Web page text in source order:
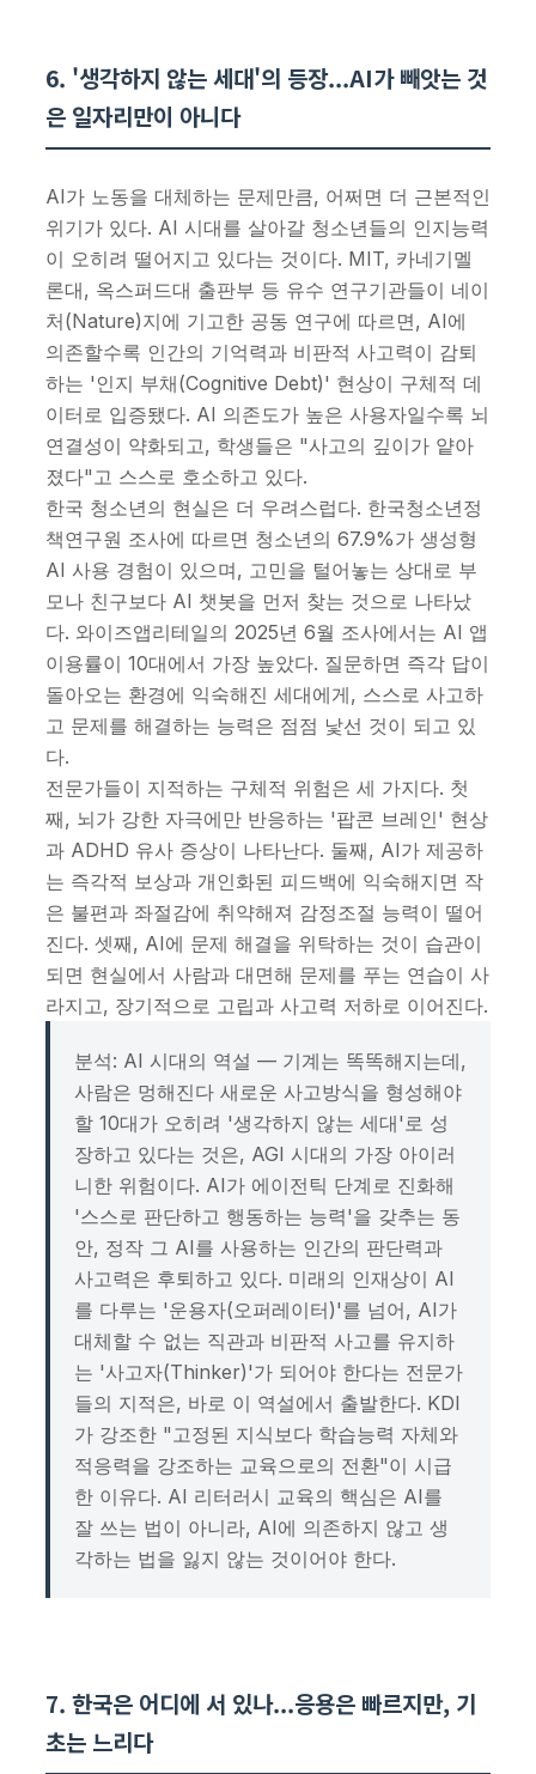
6. '생각하지 않는 세대'의 등장...AI가 빼앗는 것
은 일자리만이 아니다
AI가 노동을 대체하는 문제만큼, 어쩌면 더 근본적인
위기가 있다. AI 시대를 살아갈 청소년들의 인지능력
이 오히려 떨어지고 있다는 것이다. MIT, 카네기멜
론대, 옥스퍼드대 출판부 등 유수 연구기관들이 네이
처(Nature)지에 기고한 공동 연구에 따르면, AI에
의존할수록 인간의 기억력과 비판적 사고력이 감퇴
하는 '인지 부채(Cognitive Debt)' 현상이 구체적 데
이터로 입증됐다. AI 의존도가 높은 사용자일수록 뇌
연결성이 약화되고, 학생들은 "사고의 깊이가 얕아
졌다"고 스스로 호소하고 있다.
한국 청소년의 현실은 더 우려스럽다. 한국청소년정
책연구원 조사에 따르면 청소년의 67.9%가 생성형
AI 사용 경험이 있으며, 고민을 털어놓는 상대로 부
모나 친구보다 AI 챗봇을 먼저 찾는 것으로 나타났
다. 와이즈앱리테일의 2025년 6월 조사에서는 AI 앱
이용률이 10대에서 가장 높았다. 질문하면 즉각 답이
돌아오는 환경에 익숙해진 세대에게, 스스로 사고하
고 문제를 해결하는 능력은 점점 낯선 것이 되고 있
다.
전문가들이 지적하는 구체적 위험은 세 가지다. 첫
째, 뇌가 강한 자극에만 반응하는 '팝콘 브레인' 현상
과 ADHD 유사 증상이 나타난다. 둘째, AI가 제공하
는 즉각적 보상과 개인화된 피드백에 익숙해지면 작
은 불편과 좌절감에 취약해져 감정조절 능력이 떨어
진다. 셋째, AI에 문제 해결을 위탁하는 것이 습관이
되면 현실에서 사람과 대면해 문제를 푸는 연습이 사
라지고, 장기적으로 고립과 사고력 저하로 이어진다.
분석: AI 시대의 역설 — 기계는 똑똑해지는데,
사람은 멍해진다 새로운 사고방식을 형성해야
할 10대가 오히려 '생각하지 않는 세대'로 성
장하고 있다는 것은, AGI 시대의 가장 아이러
니한 위험이다. AI가 에이전틱 단계로 진화해
'스스로 판단하고 행동하는 능력'을 갖추는 동
안, 정작 그 AI를 사용하는 인간의 판단력과
사고력은 후퇴하고 있다. 미래의 인재상이 AI
를 다루는 '운용자(오퍼레이터)'를 넘어, AI가
대체할 수 없는 직관과 비판적 사고를 유지하
는 '사고자(Thinker)'가 되어야 한다는 전문가
들의 지적은, 바로 이 역설에서 출발한다. KDI
가 강조한 "고정된 지식보다 학습능력 자체와
적응력을 강조하는 교육으로의 전환"이 시급
한 이유다. AI 리터러시 교육의 핵심은 AI를
잘 쓰는 법이 아니라, AI에 의존하지 않고 생
각하는 법을 잃지 않는 것이어야 한다.
7. 한국은 어디에 서 있나...응용은 빠르지만, 기
초는 느리다